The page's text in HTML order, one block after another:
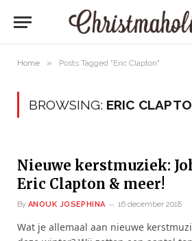
Home » Posts Tagged "Eric Clapton"
BROWSING: ERIC
Nieuwe kerstmuziek:
Eric Clapton & meer!
By ANOUK JOSEPHINA 16 december 2018
Wat je allemaal aan nieuwe